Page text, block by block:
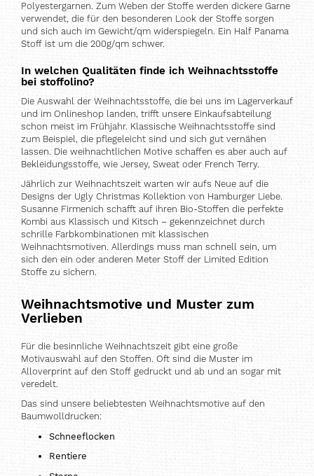
Polyestergarnen. Zum Weben der Stoffe werden dickere Garne
verwendet, die für den besonderen Look der Stoffe sorgen
und sich auch im Gewicht/qm widerspiegeln. Ein Half Panama
Stoff ist um die 200g/qm schwer.
In welchen Qualitäten finde ich Weihnachtsstoffe
bei stoffolino?
Die Auswahl der Weihnachtsstoffe, die bei uns im Lagerverkauf
und im Onlineshop landen, trifft unsere Einkaufsabteilung
schon meist im Frühjahr. Klassische Weihnachtsstoffe sind
zum Beispiel, die pflegeleicht sind und sich gut vernähen
lassen. Die weihnachtlichen Motive schaffen es aber auch auf
Bekleidungsstoffe, wie Jersey, Sweat oder French Terry.
Jährlich zur Weihnachtszeit warten wir aufs Neue auf die
Designs der Ugly Christmas Kollektion von Hamburger Liebe.
Susanne Firmenich schafft auf ihren Bio-Stoffen die perfekte
Kombi aus Klassisch und Kitsch – gekennzeichnet durch
schrille Farbkombinationen mit klassischen
Weihnachtsmotiven. Allerdings muss man schnell sein, um
sich den ein oder anderen Meter Stoff der Limited Edition
Stoffe zu sichern.
Weihnachtsmotive und Muster zum
Verlieben
Für die besinnliche Weihnachtszeit gibt eine große
Motivauswahl auf den Stoffen. Oft sind die Muster im
Alloverprint auf den Stoff gedruckt und ab und an sogar mit
veredelt.
Das sind unsere beliebtesten Weihnachtsmotive auf den
Baumwolldrucken:
Schneeflocken
Rentiere